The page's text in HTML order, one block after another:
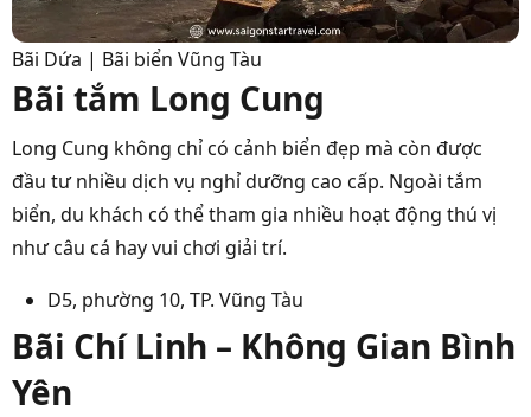
Bãi Dứa | Bãi biển Vũng Tàu
Bãi tắm Long Cung
Long Cung không chỉ có cảnh biển đẹp mà còn được
đầu tư nhiều dịch vụ nghỉ dưỡng cao cấp. Ngoài tắm
biển, du khách có thể tham gia nhiều hoạt động thú vị
như câu cá hay vui chơi giải trí.
D5, phường 10, TP. Vũng Tàu
Bãi Chí Linh – Không Gian Bình
Yên